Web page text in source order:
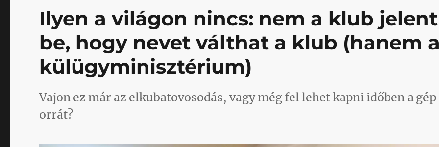
Ilyen a világon nincs: nem a klub
be, hogy nevet válthat a klub (hanem a
külügyminisztérium)
Vajon ez már az elkubatovosodás, vagy még fel lehet kapni időben a gép
orrát?